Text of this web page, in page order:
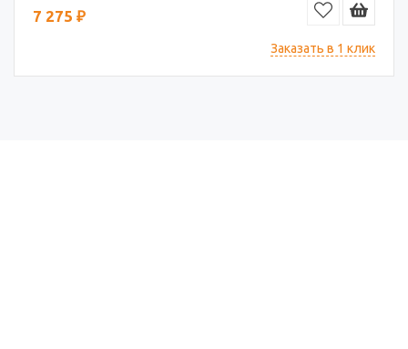
7 275 ₽
Заказать в 1 клик